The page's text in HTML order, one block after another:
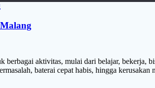
berbagai aktivitas, mulai dari belajar, bekerja,
baterai cepat habis, hingga